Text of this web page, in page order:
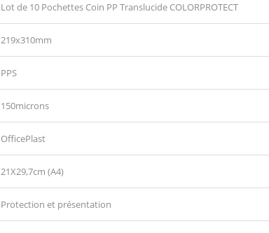
Lot de 10 Pochettes Coin PP Translucide COLORPROTECT
219x310mm
PPS
150microns
OfficePlast
21X29,7cm (A4)
Protection et présentation